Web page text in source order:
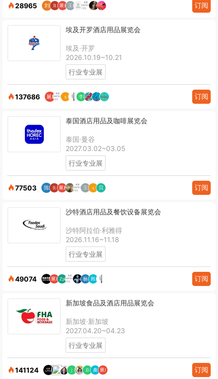
28965 订阅
埃及开罗酒店用品展览会
埃及·开罗
2026.10.19~10.21
行业专业展
137686 订阅
泰国酒店用品及咖啡展览会
泰国·曼谷
2027.03.02~03.05
行业专业展
77503 订阅
沙特酒店用品及餐饮设备展览会
沙特阿拉伯·利雅得
2026.11.16~11.18
行业专业展
49074 订阅
新加坡食品及酒店用品展览会
新加坡·新加坡
2027.04.20~04.23
行业专业展
141124 订阅